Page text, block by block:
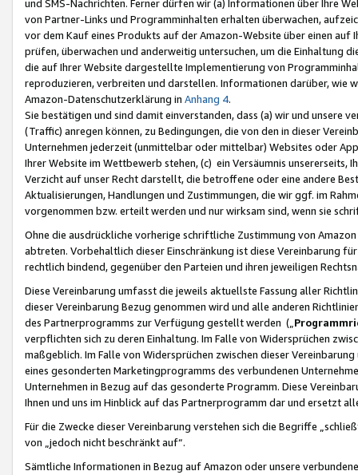
und SMS-Nachrichten. Ferner dürfen wir (a) Informationen über Ihre
von Partner-Links und Programminhalten erhalten überwachen,
vor dem Kauf eines Produkts auf der Amazon-Website über einen
prüfen, überwachen und anderweitig untersuchen, um die Einhaltung
die auf Ihrer Website dargestellte Implementierung von
reproduzieren, verbreiten und darstellen. Informationen darüber, wie
Amazon-Datenschutzerklärung in Anhang 4.
Sie bestätigen und sind damit einverstanden, dass (a) wir und
(Traffic) anregen können, zu Bedingungen, die von den in dieser
Unternehmen jederzeit (unmittelbar oder mittelbar) Websites oder
Ihrer Website im Wettbewerb stehen, (c) ein Versäumnis unsererseits,
Verzicht auf unser Recht darstellt, die betroffene oder eine andere
Aktualisierungen, Handlungen und Zustimmungen, die wir ggf. im
vorgenommen bzw. erteilt werden und nur wirksam sind, wenn sie
Ohne die ausdrückliche vorherige schriftliche Zustimmung von
abtreten. Vorbehaltlich dieser Einschränkung ist diese Vereinbarung
rechtlich bindend, gegenüber den Parteien und ihren jeweiligen
Diese Vereinbarung umfasst die jeweils aktuellste Fassung aller
dieser Vereinbarung Bezug genommen wird und alle anderen
des Partnerprogramms zur Verfügung gestellt werden („
verpflichten sich zu deren Einhaltung. Im Falle von Widersprüchen
maßgeblich. Im Falle von Widersprüchen zwischen dieser
eines gesonderten Marketingprogramms des verbundenen
Unternehmen in Bezug auf das gesonderte Programm. Diese
Ihnen und uns im Hinblick auf das Partnerprogramm dar und ersetzt
Für die Zwecke dieser Vereinbarung verstehen sich die Begriffe
von „jedoch nicht beschränkt auf“.
Sämtliche Informationen in Bezug auf Amazon oder unsere